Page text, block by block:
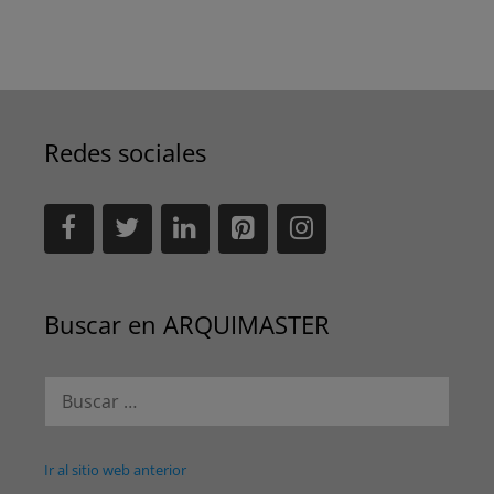
Redes sociales
Buscar en ARQUIMASTER
Ir al sitio web anterior